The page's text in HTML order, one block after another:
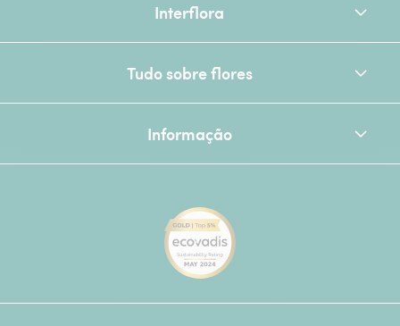
Interflora
Tudo sobre flores
Informação